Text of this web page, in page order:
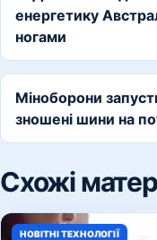
енергетику
ногами
Міноборони
зношені шини на
Схожі
НОВІТНІ ТЕХНОЛОГІЇ